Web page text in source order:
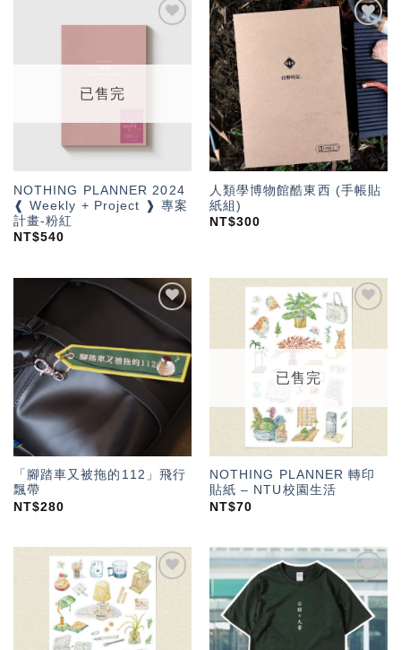
望輕
已售完
NOTHING PLANNER 2024
❰ Weekly + Project ❱ 專案
計畫-粉紅
NT$540
加入
「願
望輕
單」
人類學博物館酷東西 (手帳貼
紙組)
NT$300
加入
「願
單」
「腳踏車又被拖的112」飛行
飄帶
NT$280
望輕
已售完
NOTHING PLANNER 轉印
貼紙 – NTU校園生活
NT$70
加入
「願
望輕
單」